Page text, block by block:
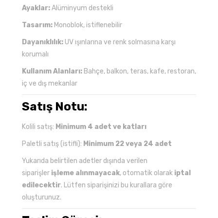
Ayaklar:Alüminyum destekli
Tasarım: Monoblok, istiflenebilir
Dayanıklılık: UV ışınlarına ve renk solmasına karşı
korumalı
Kullanım Alanları: Bahçe, balkon, teras, kafe, restoran,
iç ve dış mekanlar
Satış Notu:
Kolili satış: Minimum 4 adet ve katları
Paletli satış (istifli): Minimum 22 veya 24 adet
Yukarıda belirtilen adetler dışında verilen
siparişler işleme alınmayacak, otomatik olarak iptal
edilecektir. Lütfen siparişinizi bu kurallara göre
oluşturunuz.